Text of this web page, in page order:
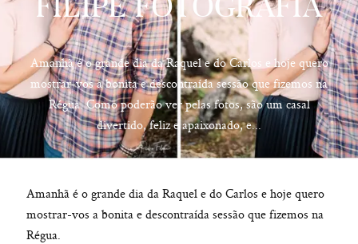
FILIPE FOTOGRAFIA
Amanhã é o grande dia da Raquel e do Carlos e hoje quero
mostrar-vos a bonita e descontraída sessão que fizemos na
Régua. Como poderão ver pelas fotos, são um casal
divertido, feliz e apaixonado, e...
Amanhã é o grande dia da Raquel e do Carlos e hoje quero
mostrar-vos a bonita e descontraída sessão que fizemos na
Régua.
hello@pedrofilipefotografia.pt